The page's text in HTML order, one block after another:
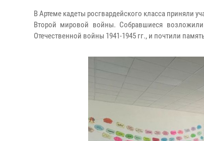
В Артеме кадеты росгвардейского класса приняли
Второй мировой войны. Собравшиеся
Отечественной войны 1941-1945 гг., и почтили